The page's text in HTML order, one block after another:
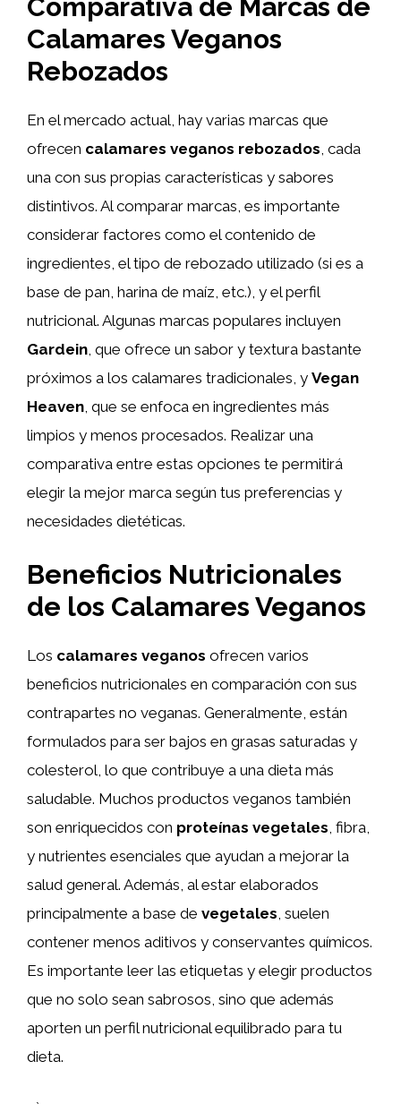
Comparativa de Marcas de
Calamares Veganos
Rebozados
En el mercado actual, hay varias marcas que
ofrecen calamares veganos rebozados, cada
una con sus propias características y sabores
distintivos. Al comparar marcas, es importante
considerar factores como el contenido de
ingredientes, el tipo de rebozado utilizado (si es a
base de pan, harina de maíz, etc.), y el perfil
nutricional. Algunas marcas populares incluyen
Gardein, que ofrece un sabor y textura bastante
próximos a los calamares tradicionales, y Vegan
Heaven, que se enfoca en ingredientes más
limpios y menos procesados. Realizar una
comparativa entre estas opciones te permitirá
elegir la mejor marca según tus preferencias y
necesidades dietéticas.
Beneficios Nutricionales
de los Calamares Veganos
Los calamares veganos ofrecen varios
beneficios nutricionales en comparación con sus
contrapartes no veganas. Generalmente, están
formulados para ser bajos en grasas saturadas y
colesterol, lo que contribuye a una dieta más
saludable. Muchos productos veganos también
son enriquecidos con proteínas vegetales , fibra,
y nutrientes esenciales que ayudan a mejorar la
salud general. Además, al estar elaborados
principalmente a base de vegetales , suelen
contener menos aditivos y conservantes químicos.
Es importante leer las etiquetas y elegir productos
que no solo sean sabrosos, sino que además
aporten un perfil nutricional equilibrado para tu
dieta.